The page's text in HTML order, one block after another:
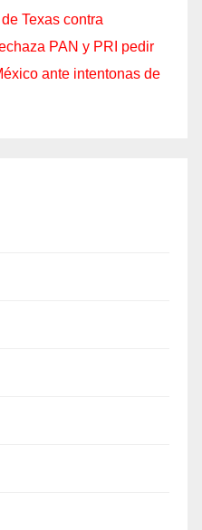
Texas contra
PAN y PRI pedir
ante intentonas de